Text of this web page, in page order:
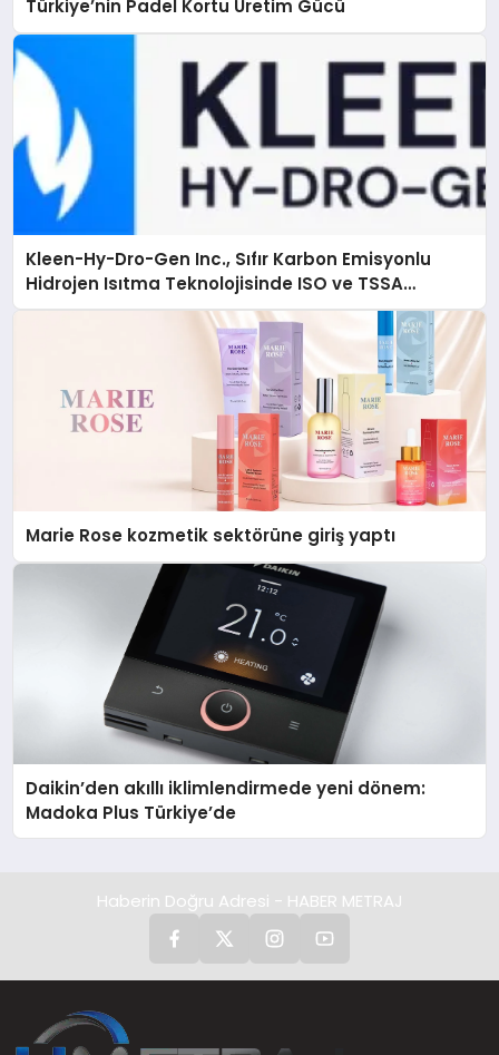
Türkiye’nin Padel Kortu Üretim Gücü
Kleen-Hy-Dro-Gen Inc., Sıfır Karbon Emisyonlu
Hidrojen Isıtma Teknolojisinde ISO ve TSSA
Düzenleyici Onaylarını Aldı
Marie Rose kozmetik sektörüne giriş yaptı
Daikin’den akıllı iklimlendirmede yeni dönem:
Madoka Plus Türkiye’de
Haberin Doğru Adresi - HABER METRAJ